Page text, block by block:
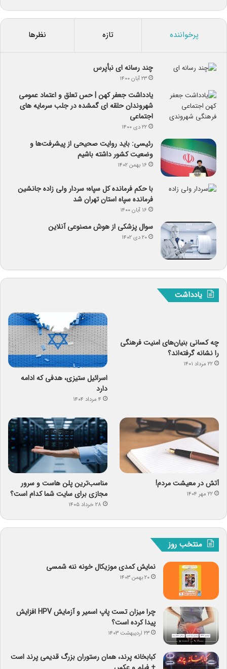
پرخواننده تازه نظرها
چند رسانه ای نبأپرس
۲۳ آبان ۱۴۰۰
یادداشت جعفر کهن | حس تعلق و اعتماد عمومی
شهروندان حلقه ای گمشده در جلب سرمایه های
اجتماعی
۲۲ دی ۱۴۰۰
رئیسی: باید روایت صحیحی از پیشرفت‌ها و
وضعیت کشور داشته باشیم
۱۶ بهمن ۱۴۰۲
با حکم فرمانده کل سپاه؛ سردار ولی زاده جانشین
فرمانده سپاه استان تهران شد
۱۶ آبان ۱۴۰۰
سوال پزشکی از هوش مصنوعی آنلاین
۲۰ دی ۱۴۰۲
یادداشت
چه کسانی بنیان‌های امنیت فرهنگی
را نشانه گرفته‌اند؟
۲۲ مرداد ۱۴۰۱
اسرائیل ستیزی، هدفی که ادامه
دارد
۴ مرداد ۱۴۰۴
آتش در معیشت مردم!
۲۲ مهر ۱۴۰۴
مناسب‌ترین پلن هاست و سرور
مجازی برای سایت شما کدام است؟
۲۸ خرداد ۱۴۰۵
منتخب روز
نمایش کمدی موزیکال خونه ننه شمسی
۲۰ بهمن ۱۴۰۳
چرا میزان تست پاپ اسمیر و آزمایش HPV افزایش
پیدا کرده است؟
۲۳ اردیبهشت ۱۴۰۳
کبابخانه پرند، همان رستوران بزرگ قدیمی پرند است